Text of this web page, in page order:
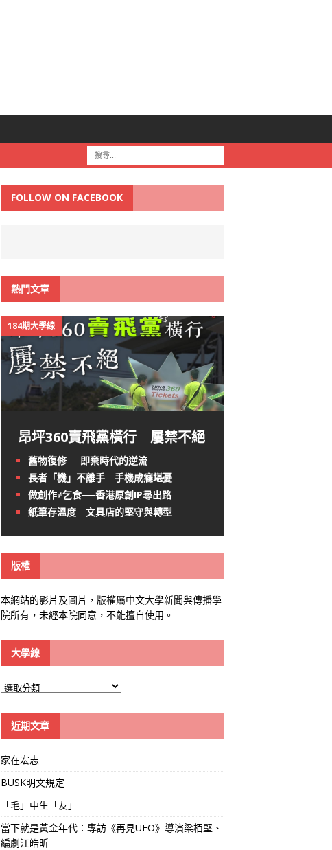
FOLLOW ON FACEBOOK
熱門文章
184期大學線
昂坪360賣飛黨橫行 屢禁不絕
舊物復修──即棄時代的逆流
長者「機」不離手 手機成癮堪憂
做創作≠乞食──香港原創IP尋出路
紙筆存溫度 文具店的堅守與轉型
版權
本網站的影片及圖片，版權屬中文大學新聞與傳播學
院所有，未經本院同意，不能擅自使用。
大學線
大
線
近期文章
家在宏志
BUSK明文規定
「毛」中生「友」
當下就是黃金年代：專訪《再見UFO》導演梁栢堅、
編劇江皓昕